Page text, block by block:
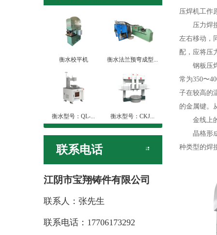
衡水校平机 衡水法兰预弯成型...
衡水型号：QL-... 衡水型号：CKJ...
联系电话
江阴市宝翔铸件有限公司
联系人：张先生
联系电话：17706173292
压焊机工作
压力焊接
左右移动，
配，应将压
钢板压焊
常为350〜
子在较高的
的金属键。
金线上的
晶格形成
种类型的焊